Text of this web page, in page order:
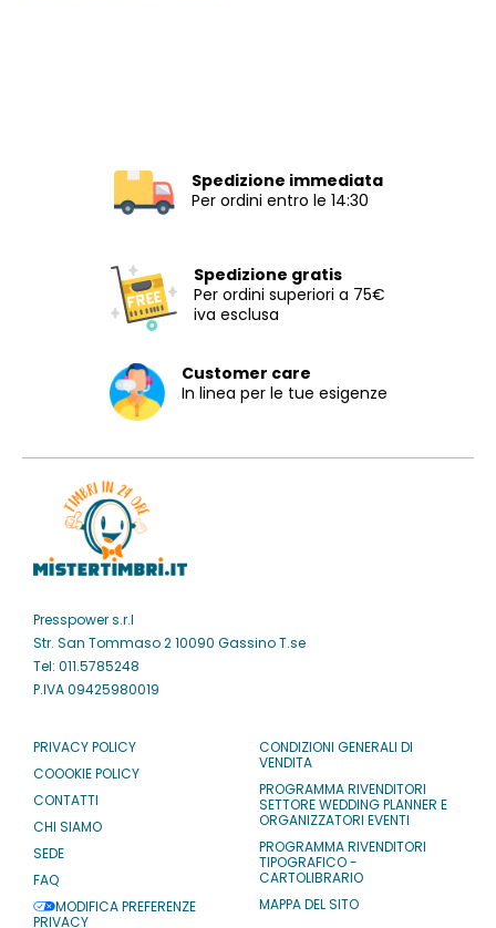
Spedizione immediata
Per ordini entro le 14:30
Spedizione gratis
Per ordini superiori a 75€
iva esclusa
Customer care
In linea per le tue esigenze
Presspower s.r.l
Str. San Tommaso 2 10090 Gassino T.se
Tel: 011.5785248
P.IVA 09425980019
PRIVACY POLICY
COOOKIE POLICY
CONTATTI
CHI SIAMO
SEDE
FAQ
MODIFICA PREFERENZE
PRIVACY
CONDIZIONI GENERALI DI
VENDITA
PROGRAMMA RIVENDITORI
SETTORE WEDDING PLANNER E
ORGANIZZATORI EVENTI
PROGRAMMA RIVENDITORI
TIPOGRAFICO -
CARTOLIBRARIO
MAPPA DEL SITO